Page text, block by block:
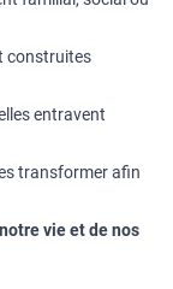
construites
entravent
transformer afin
vie et de nos